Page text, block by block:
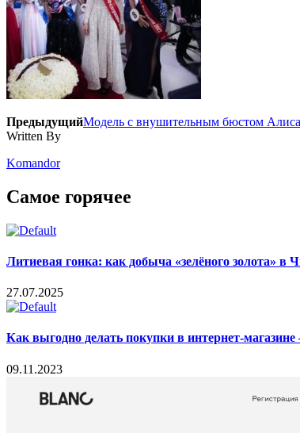
ПредыдущийМодель с внушительным бюстом Алиса
Written By
Komandor
Самое горячее
Литиевая гонка: как добыча «зелёного золота»
27.07.2025
Как выгодно делать покупки в интернет-магазине
09.11.2023